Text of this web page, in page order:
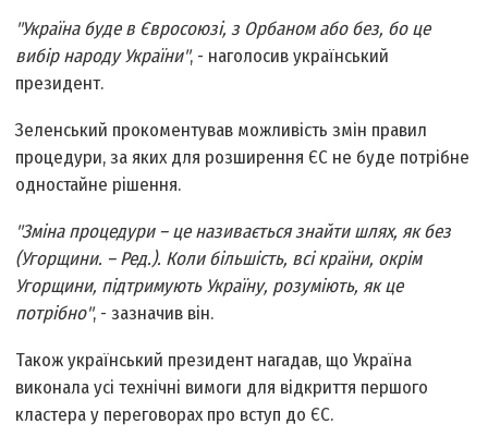
"Україна буде в Євросоюзі, з Орбаном або без, бо це
вибір народу України", - наголосив український
президент.
Зеленський прокоментував можливість змін правил
процедури, за яких для розширення ЄС не буде потрібне
одностайне рішення.
"Зміна процедури – це називається знайти шлях, як без
(Угорщини. – Ред.). Коли більшість, всі країни, окрім
Угорщини, підтримують Україну, розуміють, як це
потрібно", - зазначив він.
Також український президент нагадав, що Україна
виконала усі технічні вимоги для відкриття першого
кластера у переговорах про вступ до ЄС.